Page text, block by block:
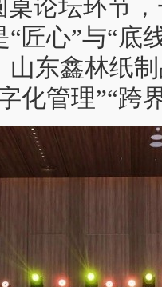
桌论坛环节
匠心”与“底
山东鑫林纸
化管理”“跨